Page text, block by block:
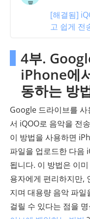
[해결됨]
고 쉽게 전
4부.
iPhone에
동하는 방
Google 드라이브를
서 iQOO로 음악을 전
이 방법을 사용하면
파일을 업로드한 다음
됩니다. 이 방법은 이
용자에게 편리하지만,
지며 대용량 음악 파일
걸릴 수 있다는 점을